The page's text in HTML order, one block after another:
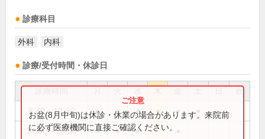
診療科目
外科 内科
診療/受付時間・休診日
祝
8:30～12:30 ● ● ● ● ●
14:00～18:00 ● ● ●
お盆(8月中旬)は休診・休業の場合があります。来院前
に必ず医療機関に直接ご確認ください。